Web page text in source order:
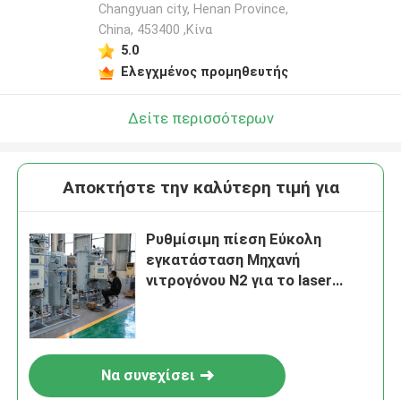
Changyuan city, Henan Province,
China, 453400 ,Κίνα
5.0
Ελεγχμένος προμηθευτής
Δείτε περισσότερων
Αποκτήστε την καλύτερη τιμή για
Ρυθμίσιμη πίεση Εύκολη
εγκατάσταση Μηχανή
νιτρογόνου N2 για το laser
Να συνεχίσει